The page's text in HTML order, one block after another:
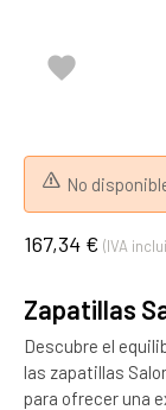

No
167,34 € (IVA
Zapatillas
Descubre el
las zapatillas
para ofrecer una